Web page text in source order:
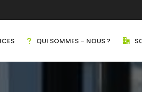
QUI SOMMES – NOUS ?